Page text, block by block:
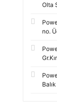
Olta
no.